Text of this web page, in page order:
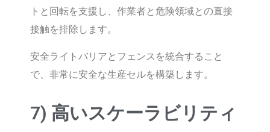
トと回転を支援し、作業者と危険領域との直接
接触を排除します。
安全ライトバリアとフェンスを統合すること
で、非常に安全な生産セルを構築します。
7) 高いスケーラビリティ